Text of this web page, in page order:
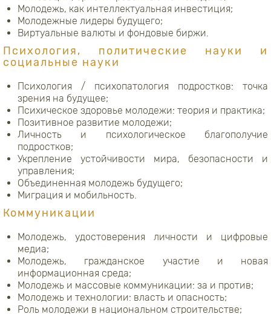
Молодежь, как интеллектуальная инвестиция;
Молодежные лидеры будущего;
Виртуальные валюты и фондовые биржи.
Психология, политические науки и
социальные науки
Психология / психопатология подростков: точка
зрения на будущее;
Психическое здоровье молодежи: теория и практика;
Позитивное развитие молодежи;
Личность и психологическое благополучие
подростков;
Укрепление устойчивости мира, безопасности и
управления;
Объединенная молодежь будущего;
Миграция и мобильность.
Коммуникации
Молодежь, удостоверения личности и цифровые
медиа;
Молодежь, гражданское участие и новая
информационная среда;
Молодежь и массовые коммуникации: за и против;
Молодежь и технологии: власть и опасность;
Роль молодежи в национальном строительстве;